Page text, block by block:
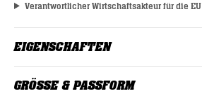
Verantwortlicher Wirtschaftsakteur für die EU
EIGENSCHAFTEN
Alter:
GRÖSSE & PASSFORM